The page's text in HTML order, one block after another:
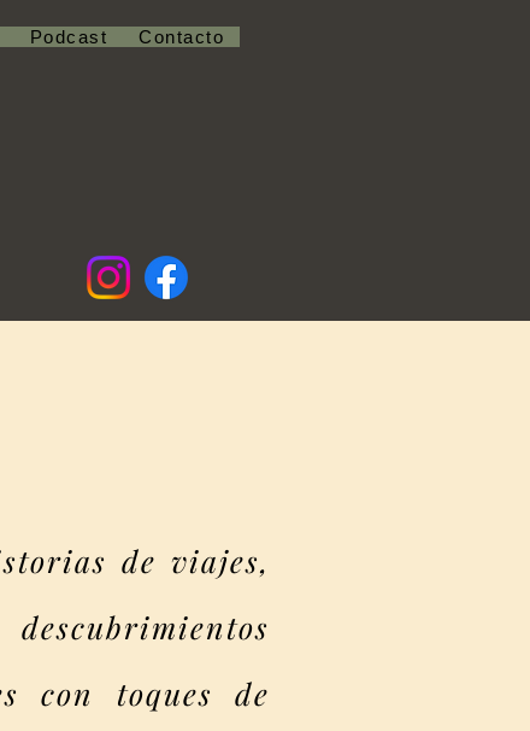
Podcast Contacto
de viajes,
con toques de